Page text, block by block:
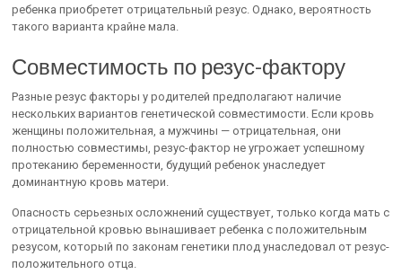
ребенка приобретет отрицательный резус. Однако, вероятность
такого варианта крайне мала.
Совместимость по резус-фактору
Разные резус факторы у родителей предполагают наличие
нескольких вариантов генетической совместимости. Если кровь
женщины положительная, а мужчины — отрицательная, они
полностью совместимы, резус-фактор не угрожает успешному
протеканию беременности, будущий ребенок унаследует
доминантную кровь матери.
Опасность серьезных осложнений существует, только когда мать с
отрицательной кровью вынашивает ребенка с положительным
резусом, который по законам генетики плод унаследовал от резус-
положительного отца.